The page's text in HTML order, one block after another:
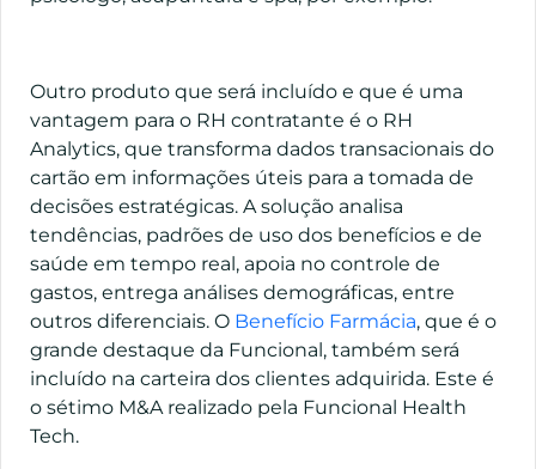
Outro produto que será incluído e que é uma
vantagem para o RH contratante é o RH
Analytics, que transforma dados transacionais do
cartão em informações úteis para a tomada de
decisões estratégicas. A solução analisa
tendências, padrões de uso dos benefícios e de
saúde em tempo real, apoia no controle de
gastos, entrega análises demográficas, entre
outros diferenciais. O Benefício Farmácia, que é o
grande destaque da Funcional, também será
incluído na carteira dos clientes adquirida. Este é
o sétimo M&A realizado pela Funcional Health
Tech.